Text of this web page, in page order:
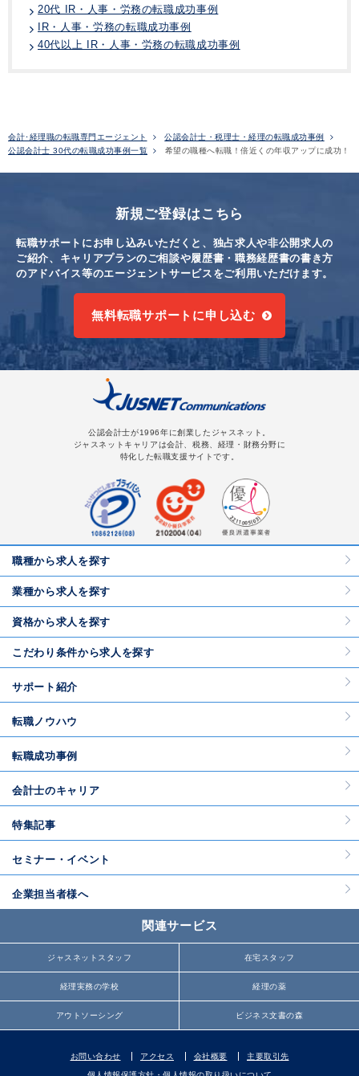
20代 IR・人事・労務の転職成功事例
IR・人事・労務の転職成功事例
40代以上 IR・人事・労務の転職成功事例
会計･経理職の転職専門エージェント
公認会計士・税理士・経理の転職成功事例
公認会計士 30代の転職成功事例一覧
希望の職種へ転職！倍近くの年収アップに成功！
新規ご登録はこちら
転職サポートにお申し込みいただくと、独占求人や非公開求人の
ご紹介、キャリアプランのご相談や履歴書・職務経歴書の書き方
のアドバイス等のエージェントサービスをご利用いただけます。
無料転職サポートに申し込む
公認会計士が1996年に創業したジャスネット。
ジャスネットキャリアは会計、税務、経理・財務分野に
特化した転職支援サイトです。
職種から求人を探す
業種から求人を探す
資格から求人を探す
こだわり条件から求人を探す
サポート紹介
転職ノウハウ
転職成功事例
会計士のキャリア
特集記事
セミナー・イベント
企業担当者様へ
関連サービス
ジャスネットスタッフ 在宅スタッフ
経理実務の学校 経理の薬
アウトソーシング ビジネス文書の森
お問い合わせ アクセス 会社概要 主要取引先